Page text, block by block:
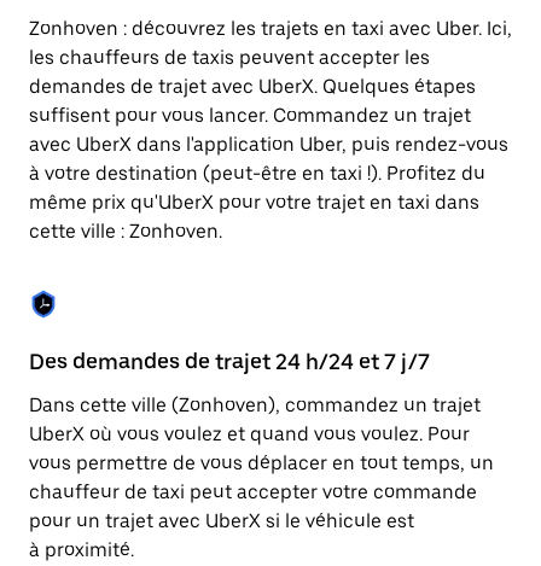
une
date.
Appuyez
sur
la
touche
Échap
pour
fermer
le
Zonhoven : découvrez les trajets en taxi avec Uber. Ici,
les chauffeurs de taxis peuvent accepter les
demandes de trajet avec UberX. Quelques étapes
suffisent pour vous lancer. Commandez un trajet
avec UberX dans l'application Uber, puis rendez-vous
à votre destination (peut-être en taxi !). Profitez du
même prix qu'UberX pour votre trajet en taxi dans
cette ville : Zonhoven.
Des demandes de trajet 24 h/24 et 7 j/7
Dans cette ville (Zonhoven), commandez un trajet
UberX où vous voulez et quand vous voulez. Pour
vous permettre de vous déplacer en tout temps, un
chauffeur de taxi peut accepter votre commande
pour un trajet avec UberX si le véhicule est
à proximité.